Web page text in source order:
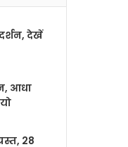
देखें
आधा
28